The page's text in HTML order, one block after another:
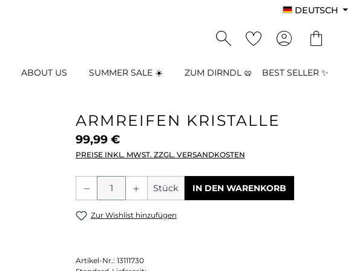
DEUTSCH
ABOUT US SUMMER SALE ☀️ ZUM DIRNDL 🥨 BEST SELLER ✨
ARMREIFEN KRISTALLE
99,99 €
PREISE INKL. MWST. ZZGL. VERSANDKOSTEN
Produkt Anzahl: Gib den
Stück IN DEN WARENKORB
Zur Wishlist hinzufügen
Artikel-Nr.: 13111730